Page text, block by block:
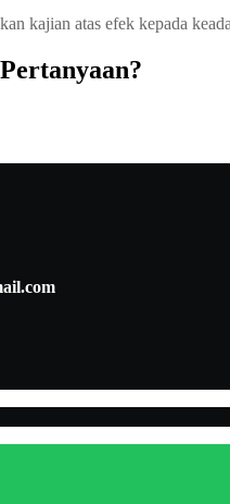
kajian atas efek kepada